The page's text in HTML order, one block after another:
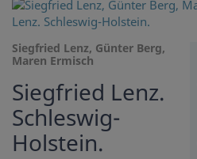
Siegfried Lenz, Günter Berg,
Maren Ermisch
Siegfried Lenz.
Schleswig-
Holstein.